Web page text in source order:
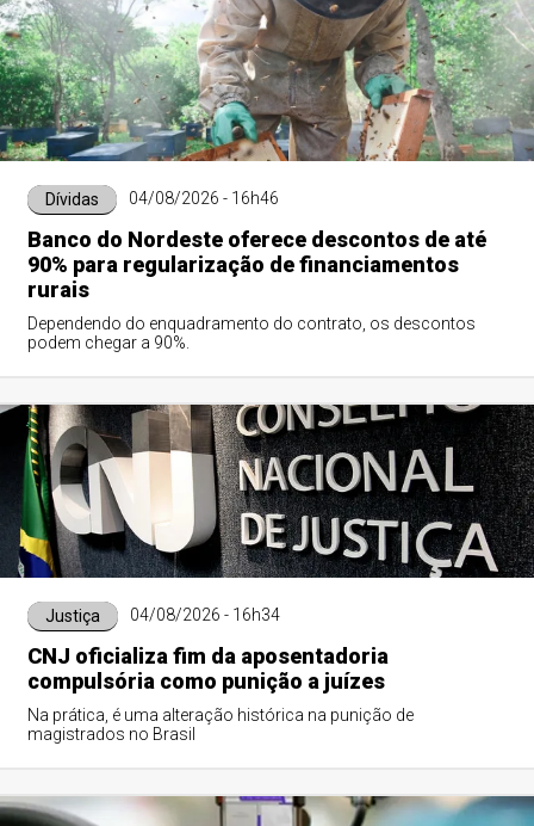
Dívidas 04/08/2026 - 16h46
Banco do Nordeste oferece descontos de até
90% para regularização de financiamentos
rurais
Dependendo do enquadramento do contrato, os descontos
podem chegar a 90%.
Justiça 04/08/2026 - 16h34
CNJ oficializa fim da aposentadoria
compulsória como punição a juízes
Na prática, é uma alteração histórica na punição de
magistrados no Brasil